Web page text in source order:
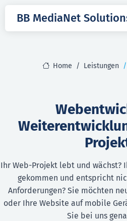
BB MediaNet
Home Leistungen
Ihr Web-Projekt lebt und wächst?
gekommen und entspricht
Anforderungen? Sie möchten
oder Ihre Website auf mobile
Sie bei uns